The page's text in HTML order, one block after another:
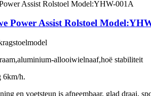
Power Assist Rolstoel
allooiwielnaaf,hoë stabiliteit
6km/h.
en voetsteun is afneembaar, glad draai,